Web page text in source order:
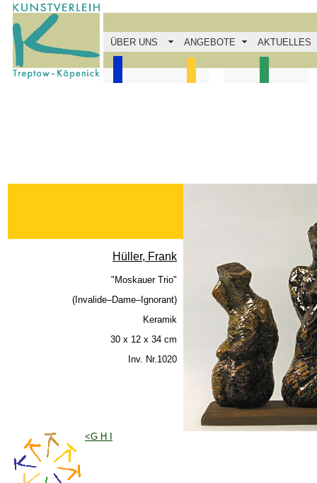
ÜBER UNS ANGEBOTE AKTUELLES
Hüller, Frank
"Moskauer Trio"
(Invalide–Dame–Ignorant)
Keramik
30 x 12 x 34 cm
Inv. Nr.1020
<G H I